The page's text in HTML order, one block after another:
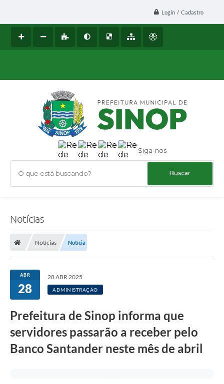
Login / Cadastro
Siga-nos
O que está buscando?
Notícias
Notícias Notícia
ABR
28
28 ABR 2025
ADMINISTRAÇÃO
Prefeitura de Sinop informa que
servidores passarão a receber pelo
Banco Santander neste mês de abril